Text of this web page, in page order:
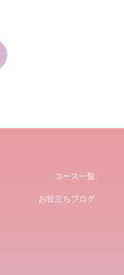
コース一覧
お役立ちブログ